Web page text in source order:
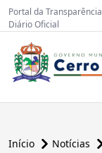
Portal da Transparência
Diário Oficial
Início
Notícias